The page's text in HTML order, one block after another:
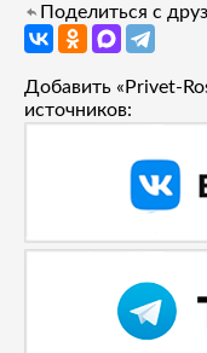
Поделиться с
Добавить «Privet-
источников: